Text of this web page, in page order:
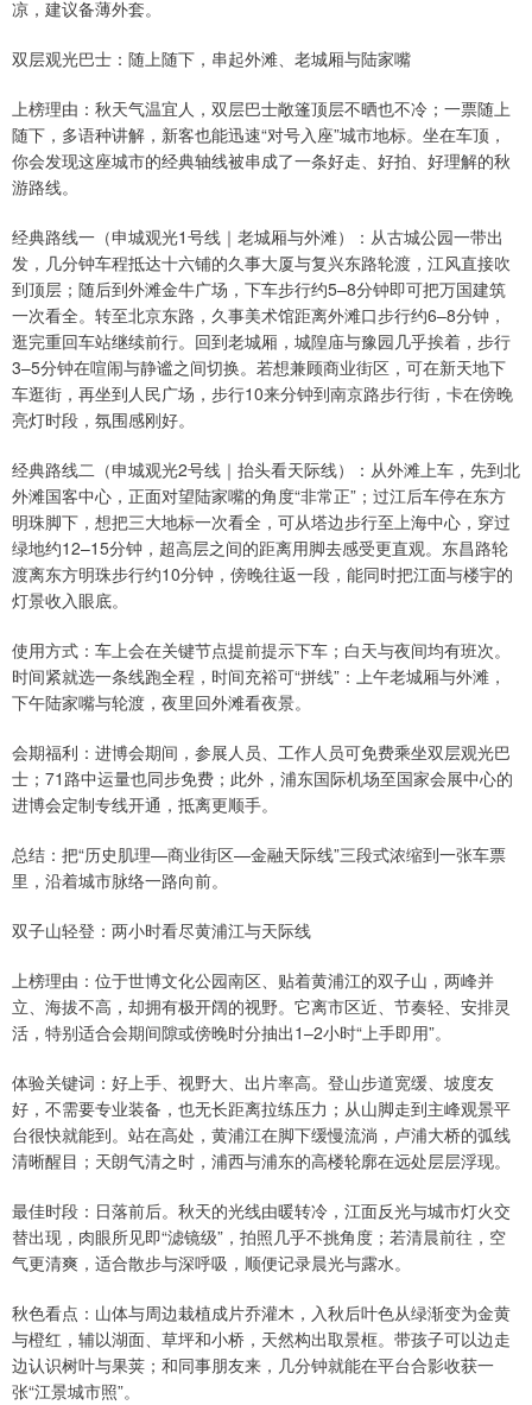
凉，建议备薄外套。
双层观光巴士：随上随下，串起外滩、老城厢与陆家嘴
上榜理由：秋天气温宜人，双层巴士敞篷顶层不晒也不冷；一票随上
随下，多语种讲解，新客也能迅速“对号入座”城市地标。坐在车顶，
你会发现这座城市的经典轴线被串成了一条好走、好拍、好理解的秋
游路线。
经典路线一（申城观光1号线｜老城厢与外滩）：从古城公园一带出
发，几分钟车程抵达十六铺的久事大厦与复兴东路轮渡，江风直接吹
到顶层；随后到外滩金牛广场，下车步行约5–8分钟即可把万国建筑
一次看全。转至北京东路，久事美术馆距离外滩口步行约6–8分钟，
逛完重回车站继续前行。回到老城厢，城隍庙与豫园几乎挨着，步行
3–5分钟在喧闹与静谧之间切换。若想兼顾商业街区，可在新天地下
车逛街，再坐到人民广场，步行10来分钟到南京路步行街，卡在傍晚
亮灯时段，氛围感刚好。
经典路线二（申城观光2号线｜抬头看天际线）：从外滩上车，先到北
外滩国客中心，正面对望陆家嘴的角度“非常正”；过江后车停在东方
明珠脚下，想把三大地标一次看全，可从塔边步行至上海中心，穿过
绿地约12–15分钟，超高层之间的距离用脚去感受更直观。东昌路轮
渡离东方明珠步行约10分钟，傍晚往返一段，能同时把江面与楼宇的
灯景收入眼底。
使用方式：车上会在关键节点提前提示下车；白天与夜间均有班次。
时间紧就选一条线跑全程，时间充裕可“拼线”：上午老城厢与外滩，
下午陆家嘴与轮渡，夜里回外滩看夜景。
会期福利：进博会期间，参展人员、工作人员可免费乘坐双层观光巴
士；71路中运量也同步免费；此外，浦东国际机场至国家会展中心的
进博会定制专线开通，抵离更顺手。
总结：把“历史肌理—商业街区—金融天际线”三段式浓缩到一张车票
里，沿着城市脉络一路向前。
双子山轻登：两小时看尽黄浦江与天际线
上榜理由：位于世博文化公园南区、贴着黄浦江的双子山，两峰并
立、海拔不高，却拥有极开阔的视野。它离市区近、节奏轻、安排灵
活，特别适合会期间隙或傍晚时分抽出1–2小时“上手即用”。
体验关键词：好上手、视野大、出片率高。登山步道宽缓、坡度友
好，不需要专业装备，也无长距离拉练压力；从山脚走到主峰观景平
台很快就能到。站在高处，黄浦江在脚下缓慢流淌，卢浦大桥的弧线
清晰醒目；天朗气清之时，浦西与浦东的高楼轮廓在远处层层浮现。
最佳时段：日落前后。秋天的光线由暖转冷，江面反光与城市灯火交
替出现，肉眼所见即“滤镜级”，拍照几乎不挑角度；若清晨前往，空
气更清爽，适合散步与深呼吸，顺便记录晨光与露水。
秋色看点：山体与周边栽植成片乔灌木，入秋后叶色从绿渐变为金黄
与橙红，辅以湖面、草坪和小桥，天然构出取景框。带孩子可以边走
边认识树叶与果荚；和同事朋友来，几分钟就能在平台合影收获一
张“江景城市照”。